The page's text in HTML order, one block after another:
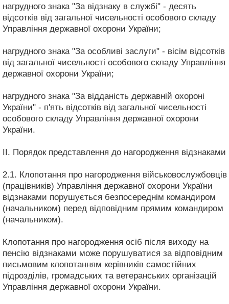
нагрудного знака "За відзнаку в службі" - десять
відсотків від загальної чисельності особового складу
Управління державної охорони України;
нагрудного знака "За особливі заслуги" - вісім відсотків
від загальної чисельності особового складу Управління
державної охорони України;
нагрудного знака "За відданість державній охороні
України" - п'ять відсотків від загальної чисельності
особового складу Управління державної охорони
України.
II. Порядок представлення до нагородження відзнаками
2.1. Клопотання про нагородження військовослужбовців
(працівників) Управління державної охорони України
відзнаками порушується безпосереднім командиром
(начальником) перед відповідним прямим командиром
(начальником).
Клопотання про нагородження осіб після виходу на
пенсію відзнаками може порушуватися за відповідним
письмовим клопотанням керівників самостійних
підрозділів, громадських та ветеранських організацій
Управління державної охорони України.